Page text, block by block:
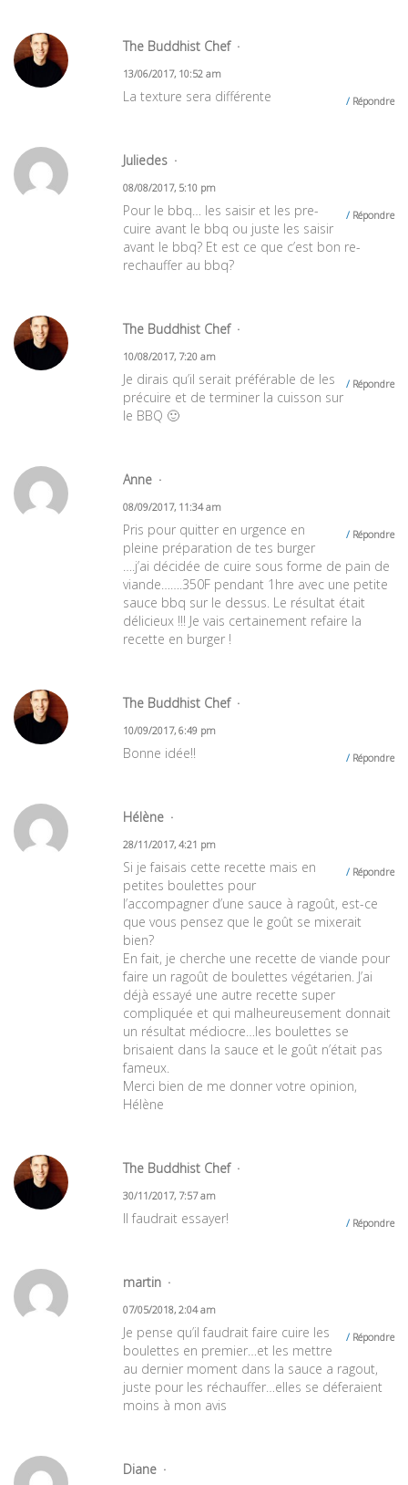
The Buddhist Chef
13/06/2017, 10:52 am
Répondre
La texture sera différente
Juliedes
08/08/2017, 5:10 pm
Répondre
Pour le bbq… les saisir et les pre-
cuire avant le bbq ou juste les saisir
avant le bbq? Et est ce que c’est bon re-
rechauffer au bbq?
The Buddhist Chef
10/08/2017, 7:20 am
Répondre
Je dirais qu’il serait préférable de les
précuire et de terminer la cuisson sur
le BBQ 🙂
Anne
08/09/2017, 11:34 am
Répondre
Pris pour quitter en urgence en
pleine préparation de tes burger
….j’ai décidée de cuire sous forme de pain de
viande…….350F pendant 1hre avec une petite
sauce bbq sur le dessus. Le résultat était
délicieux !!! Je vais certainement refaire la
recette en burger !
The Buddhist Chef
10/09/2017, 6:49 pm
Répondre
Bonne idée!!
Hélène
28/11/2017, 4:21 pm
Répondre
Si je faisais cette recette mais en
petites boulettes pour
l’accompagner d’une sauce à ragoût, est-ce
que vous pensez que le goût se mixerait
bien?
En fait, je cherche une recette de viande pour
faire un ragoût de boulettes végétarien. J’ai
déjà essayé une autre recette super
compliquée et qui malheureusement donnait
un résultat médiocre…les boulettes se
brisaient dans la sauce et le goût n’était pas
fameux.
Merci bien de me donner votre opinion,
Hélène
The Buddhist Chef
30/11/2017, 7:57 am
Répondre
Il faudrait essayer!
martin
07/05/2018, 2:04 am
Répondre
Je pense qu’il faudrait faire cuire les
boulettes en premier…et les mettre
au dernier moment dans la sauce a ragout,
juste pour les réchauffer…elles se déferaient
moins à mon avis
Diane